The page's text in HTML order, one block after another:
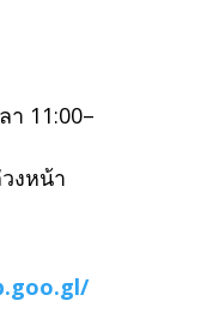
า 11:00–
งหน้า